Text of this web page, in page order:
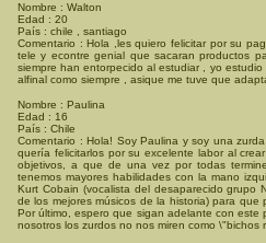
Nombre : Walton
Edad : 20
País : chile , santiago
Comentario : Hola ,les quiero felicitar por su
tele y econtre genial que sacaran productos
siempre han entorpecido al estudiar , yo
alfinal como siempre , asique me tuve que
Nombre : Paulina
Edad : 16
País : Chile
Comentario : Hola! Soy Paulina y soy una
quería felicitarlos por su excelente labor al
objetivos, a que de una vez por todas
tenemos mayores habilidades con la mano
Kurt Cobain (vocalista del desaparecido grupo
de los mejores músicos de la historia) para
Por último, espero que sigan adelante con
nosotros los zurdos no nos miren como \"bichos